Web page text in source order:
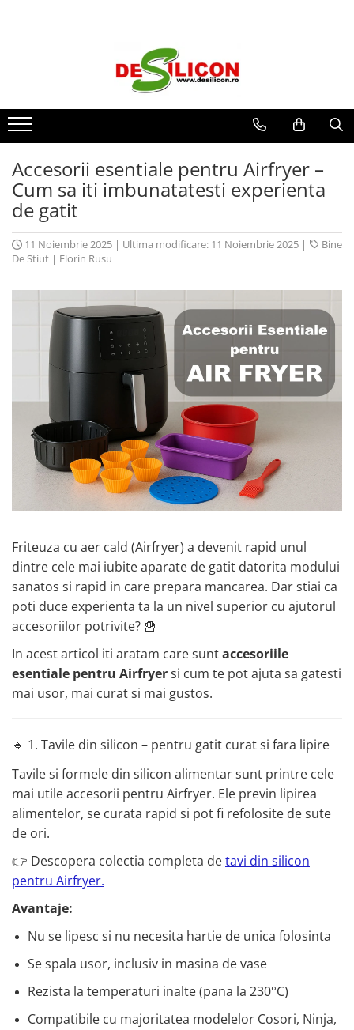
Accesorii esentiale pentru Airfryer –
Cum sa iti imbunatatesti experienta
de gatit
11 Noiembrie 2025 | Ultima modificare: 11 Noiembrie 2025 |
Bine
De Stiut | Florin Rusu
Friteuza cu aer cald (Airfryer) a devenit rapid unul
dintre cele mai iubite aparate de gatit datorita modului
sanatos si rapid in care prepara mancarea. Dar stiai ca
poti duce experienta ta la un nivel superior cu ajutorul
accesoriilor potrivite? 🍟
In acest articol iti aratam care suntaccesoriile
esentiale pentru Airfryersi cum te pot ajuta sa gatesti
mai usor, mai curat si mai gustos.
🔹 1. Tavile din silicon – pentru gatit curat si fara lipire
Tavile si formele din silicon alimentar sunt printre cele
mai utile accesorii pentru Airfryer. Ele previn lipirea
alimentelor, se curata rapid si pot fi refolosite de sute
de ori.
👉 Descopera colectia completa detavi din silicon
pentru Airfryer.
Avantaje:
Nu se lipesc si nu necesita hartie de unica folosinta
Se spala usor, inclusiv in masina de vase
Rezista la temperaturi inalte (pana la 230°C)
Compatibile cu majoritatea modelelor Cosori, Ninja,